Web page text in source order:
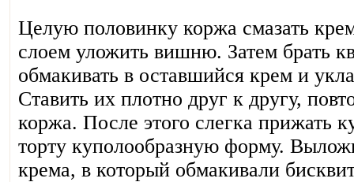
Целую половинку коржа смазать
слоем уложить вишню. Затем брать
обмакивать в оставшийся крем и
Ставить их плотно друг к другу,
коржа. После этого слегка прижать
торту куполообразную форму.
крема, в который обмакивали